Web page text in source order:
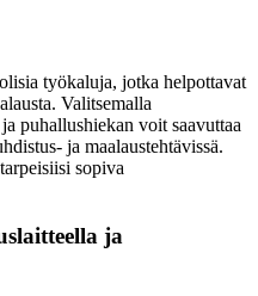
työkaluja, jotka helpottavat
Valitsemalla
puhallushiekan voit saavuttaa
ja maalaustehtävissä.
sopiva
ja